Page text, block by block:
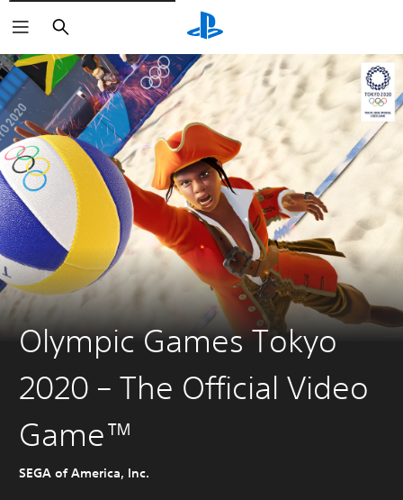
Buscar
Olympic Games Tokyo
2020 – The Official Video
Game™
SEGA of America, Inc.